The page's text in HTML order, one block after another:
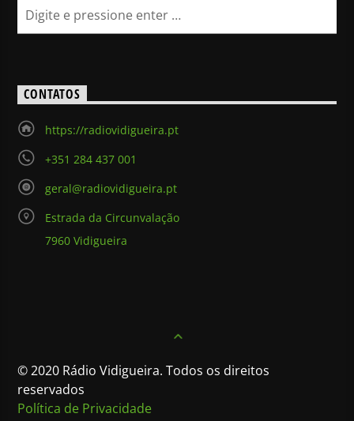
CONTATOS
https://radiovidigueira.pt
+351 284 437 001
geral@radiovidigueira.pt
Estrada da Circunvalação
7960 Vidigueira
© 2020 Rádio Vidigueira. Todos os direitos
reservados
Política de Privacidade